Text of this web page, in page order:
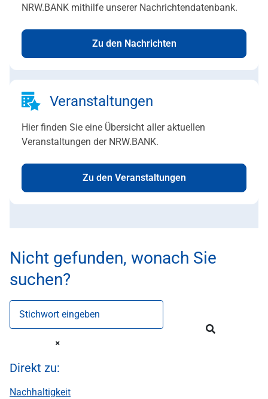
NRW.BANK mithilfe unserer Nachrichtendatenbank.
Zu den Nachrichten
Veranstaltungen
Hier finden Sie eine Übersicht aller aktuellen
Veranstaltungen der NRW.BANK.
Zu den Veranstaltungen
Nicht gefunden, wonach Sie
suchen?
Stichwort eingeben
Direkt zu:
Nachhaltigkeit